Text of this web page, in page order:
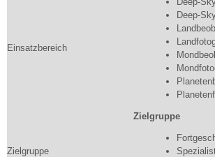
Einsatzbereich
Deep-
Zielgruppe
Zielgruppe